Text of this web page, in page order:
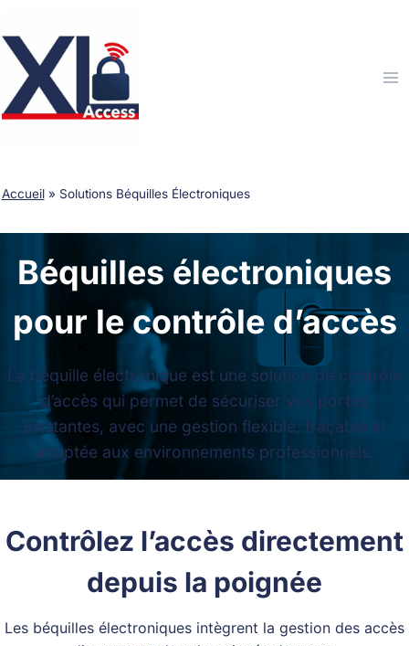
au
contenu
Accueil» Solutions Béquilles Électroniques
Béquilles électroniques
pour le contrôle d’accès
La béquille électronique est une solution de contrôle
d’accès qui permet de sécuriser vos portes
existantes, avec une gestion flexible, traçable et
adaptée aux environnements professionnels.
Contrôlez l’accès directement
depuis la poignée
Les béquilles électroniques intègrent la gestion des accès